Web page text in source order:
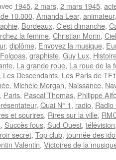
1945, 2 mars, 2 mars 1945,
10.000, Amanda Lear, animateur
, Bordeaux, C'est dimanche,
la femme, Christian Morin,
, diplôme, Envoyez la musique,
, graphiste, Guy Lux,
, La grande roue, La roue de la
Les Descendants, Les Paris de TF1
, Michèle Morgan, Naissance,
, Paris, Pascal Thomas, Philippe
, Quai N° 1, radio, Radio
et sourires, Rires sur la ville,
, Succès fous, Sud-Ouest, télévision
secret, Top club, tournée des
Valentin, Victoires de la